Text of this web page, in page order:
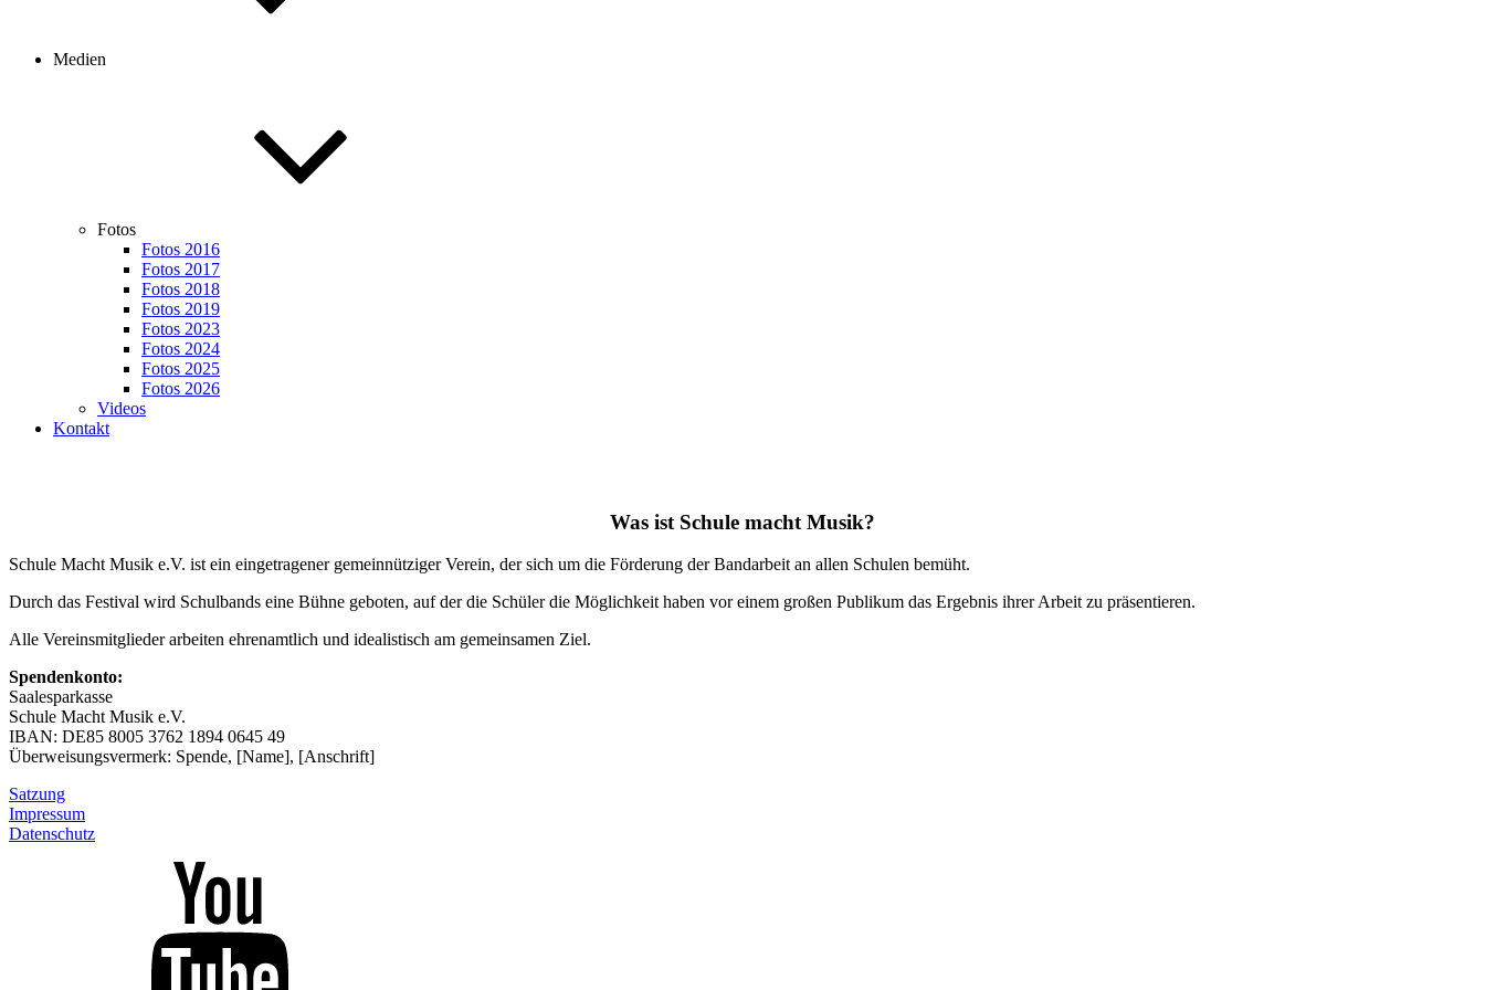
Medien
Fotos
Fotos 2016
Fotos 2017
Fotos 2018
Fotos 2019
Fotos 2023
Fotos 2024
Fotos 2025
Fotos 2026
Videos
Kontakt
Was ist Schule macht Musik?
Schule Macht Musik e.V. ist ein eingetragener gemeinnütziger Verein, der sich um die Förderung der Bandarbeit an allen Schulen bemüht.
Durch das Festival wird Schulbands eine Bühne geboten, auf der die Schüler die Möglichkeit haben vor einem großen Publikum das Ergebnis ihrer Arbeit zu präsentieren.
Alle Vereinsmitglieder arbeiten ehrenamtlich und idealistisch am gemeinsamen Ziel.
Spendenkonto:
Saalesparkasse
Schule Macht Musik e.V.
IBAN: DE85 8005 3762 1894 0645 49
Überweisungsvermerk: Spende, [Name], [Anschrift]
Satzung
Impressum
Datenschutz